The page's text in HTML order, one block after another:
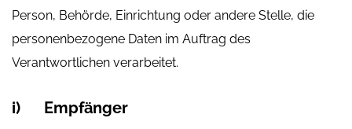
Person, Behörde, Einrichtung oder andere Stelle, die
personenbezogene Daten im Auftrag des
Verantwortlichen verarbeitet.
i) Empfänger